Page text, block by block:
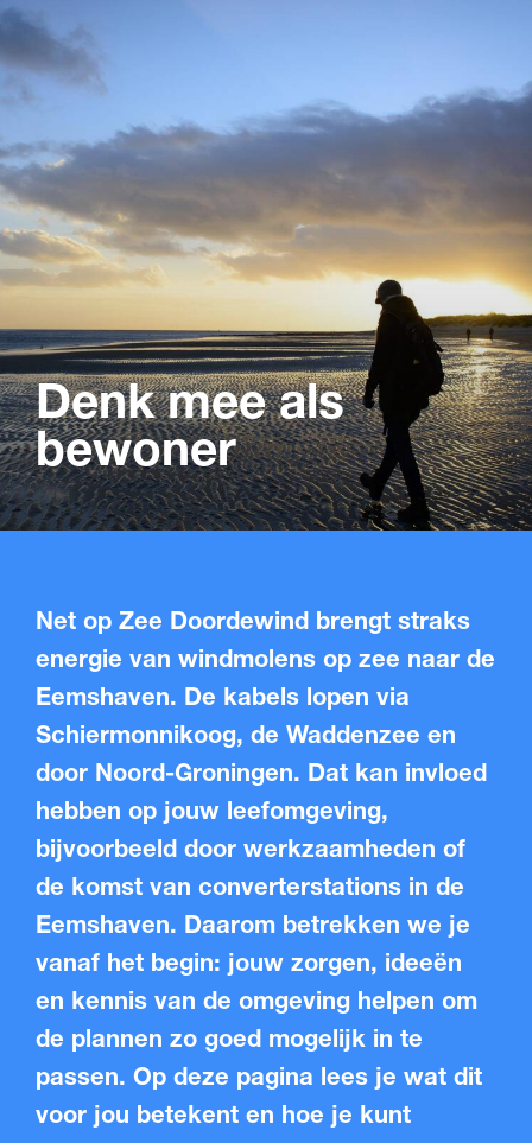
Net op Zee Doordewind brengt straks
energie van windmolens op zee naar de
Eemshaven. De kabels lopen via
Schiermonnikoog, de Waddenzee en
door Noord-Groningen. Dat kan invloed
hebben op jouw leefomgeving,
bijvoorbeeld door werkzaamheden of
de komst van converterstations in de
Eemshaven. Daarom betrekken we je
vanaf het begin: jouw zorgen, ideeën
en kennis van de omgeving helpen om
de plannen zo goed mogelijk in te
passen. Op deze pagina lees je wat dit
voor jou betekent en hoe je kunt
Denk mee als
bewoner